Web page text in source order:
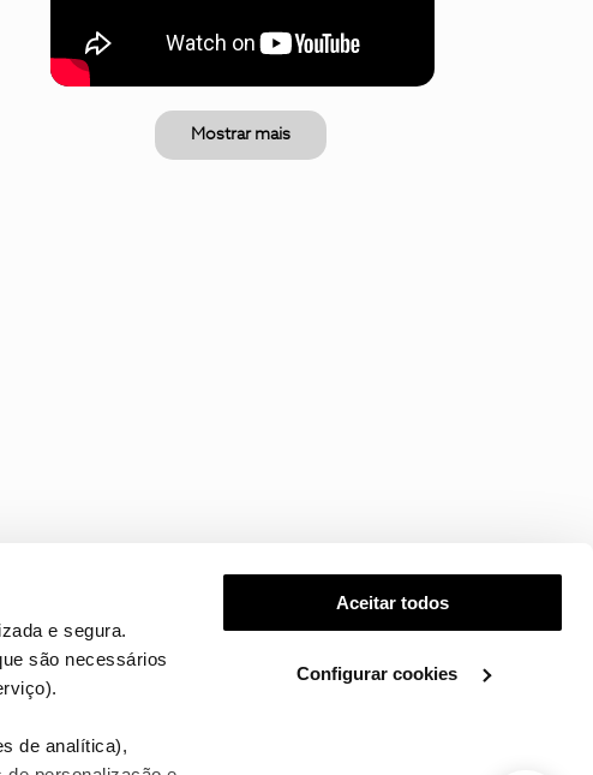
e segura.
são necessários
de analítica),
Aceitar todos
Configurar cookies
Mostrar mais